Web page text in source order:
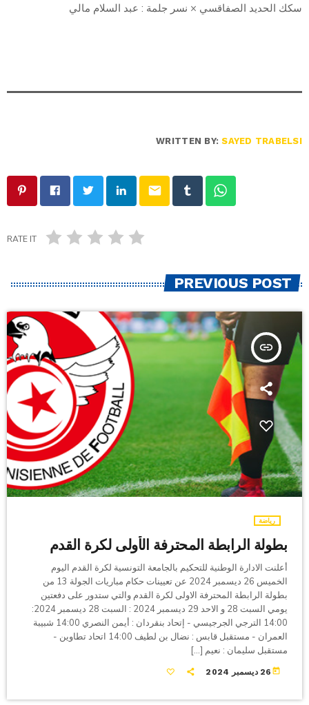
سكك الحديد الصفاقسي × نسر جلمة : عبد السلام مالي
WRITTEN BY:SAYED TRABELSI
email
RATE IT
PREVIOUS POST
insert_link
رياضة
بطولة الرابطة المحترفة الأولى لكرة القدم
أعلنت الادارة الوطنية للتحكيم بالجامعة التونسية لكرة القدم اليوم
الخميس 26 ديسمبر 2024 عن تعيينات حكام مباريات الجولة 13 من
بطولة الرابطة المحترفة الاولى لكرة القدم والتي ستدور على دفعتين
يومي السبت 28 و الاحد 29 ديسمبر 2024 : السبت 28 ديسمبر 2024:
14:00 الترجي الجرجيسي - إتحاد بنقردان : أيمن النصري 14:00 شبيبة
العمران - مستقبل قابس : نضال بن لطيف 14:00 اتحاد تطاوين -
مستقبل سليمان : نعيم […]
today 26 ديسمبر 2024